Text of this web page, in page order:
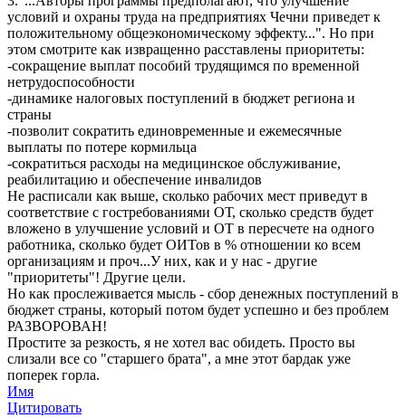
условий и охраны труда на предприятиях Чечни приведет к
положительному общеэкономическому эффекту...". Но при
этом смотрите как извращенно расставлены приоритеты:
-сокращение выплат пособий трудящимся по временной
нетрудоспособности
-динамике налоговых поступлений в бюджет региона и
страны
-позволит сократить единовременные и ежемесячные
выплаты по потере кормильца
-сократиться расходы на медицинское обслуживание,
реабилитацию и обеспечение инвалидов
Не расписали как выше, сколько рабочих мест приведут в
соответствие с гостребованиями ОТ, сколько средств будет
вложено в улучшение условий и ОТ в пересчете на одного
работника, сколько будет ОИТов в % отношении ко всем
организациям и проч...У них, как и у нас - другие
"приоритеты"! Другие цели.
Но как прослеживается мысль - сбор денежных поступлений в
бюджет страны, который потом будет успешно и без проблем
РАЗВОРОВАН!
Простите за резкость, я не хотел вас обидеть. Просто вы
слизали все со "старшего брата", а мне этот бардак уже
поперек горла.
Имя
Цитировать